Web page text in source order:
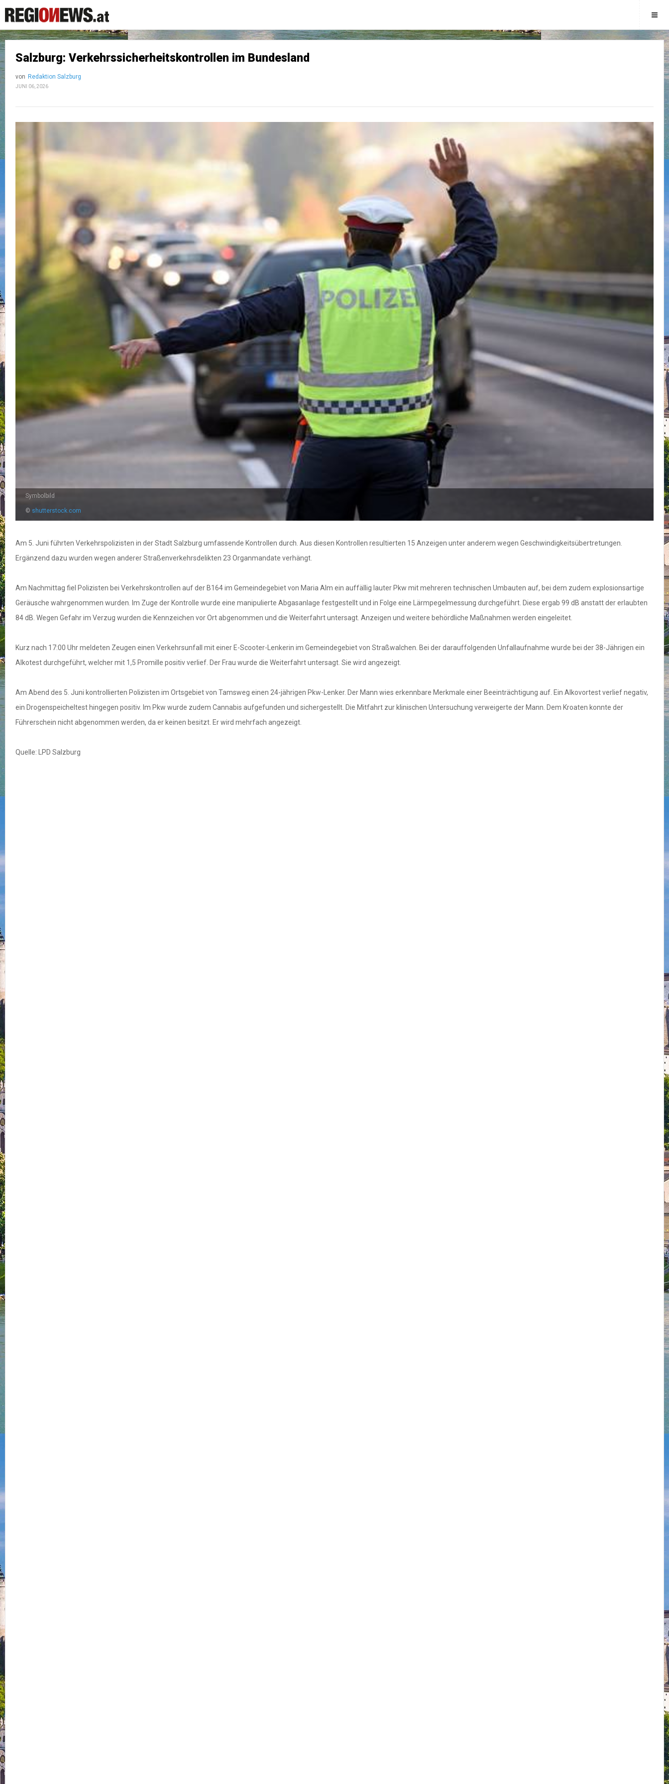
Salzburg: Verkehrssicherheitskontrollen im Bundesland
von Redaktion Salzburg
JUNI 06, 2026
Symbolbild
© shutterstock.com
Am 5. Juni führten Verkehrspolizisten in der Stadt Salzburg umfassende Kontrollen durch. Aus diesen Kontrollen resultierten 15 Anzeigen unter anderem wegen Geschwindigkeitsübertretungen.
Ergänzend dazu wurden wegen anderer Straßenverkehrsdelikten 23 Organmandate verhängt.
Am Nachmittag fiel Polizisten bei Verkehrskontrollen auf der B164 im Gemeindegebiet von Maria Alm ein auffällig lauter Pkw mit mehreren technischen Umbauten auf, bei dem zudem explosionsartige
Geräusche wahrgenommen wurden. Im Zuge der Kontrolle wurde eine manipulierte Abgasanlage festgestellt und in Folge eine Lärmpegelmessung durchgeführt. Diese ergab 99 dB anstatt der erlaubten
84 dB. Wegen Gefahr im Verzug wurden die Kennzeichen vor Ort abgenommen und die Weiterfahrt untersagt. Anzeigen und weitere behördliche Maßnahmen werden eingeleitet.
Kurz nach 17:00 Uhr meldeten Zeugen einen Verkehrsunfall mit einer E-Scooter-Lenkerin im Gemeindegebiet von Straßwalchen. Bei der darauffolgenden Unfallaufnahme wurde bei der 38-Jährigen ein
Alkotest durchgeführt, welcher mit 1,5 Promille positiv verlief. Der Frau wurde die Weiterfahrt untersagt. Sie wird angezeigt.
Am Abend des 5. Juni kontrollierten Polizisten im Ortsgebiet von Tamsweg einen 24-jährigen Pkw-Lenker. Der Mann wies erkennbare Merkmale einer Beeinträchtigung auf. Ein Alkovortest verlief negativ,
ein Drogenspeicheltest hingegen positiv. Im Pkw wurde zudem Cannabis aufgefunden und sichergestellt. Die Mitfahrt zur klinischen Untersuchung verweigerte der Mann. Dem Kroaten konnte der
Führerschein nicht abgenommen werden, da er keinen besitzt. Er wird mehrfach angezeigt.
Quelle: LPD Salzburg